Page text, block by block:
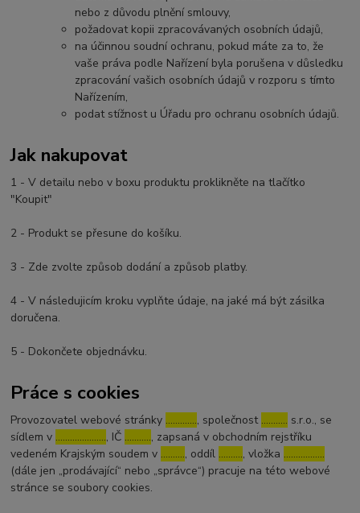
nebo z důvodu plnění smlouvy,
požadovat kopii zpracovávaných osobních údajů,
na účinnou soudní ochranu, pokud máte za to, že
vaše práva podle Nařízení byla porušena v důsledku
zpracování vašich osobních údajů v rozporu s tímto
Nařízením,
podat stížnost u Úřadu pro ochranu osobních údajů.
Jak nakupovat
1 - V detailu nebo v boxu produktu proklikněte na tlačítko
"Koupit"
2 - Produkt se přesune do košíku.
3 - Zde zvolte způsob dodání a způsob platby.
4 - V následujicím kroku vyplňte údaje, na jaké má být zásilka
doručena.
5 - Dokončete objednávku.
Práce s cookies
Provozovatel webové stránky …………., společnost ……….. s.r.o., se
sídlem v …………………, IČ ……….., zapsaná v obchodním rejstříku
vedeném Krajským soudem v ………., oddíl ………., vložka ……………..
(dále jen „prodávající“ nebo „správce“) pracuje na této webové
stránce se soubory cookies.